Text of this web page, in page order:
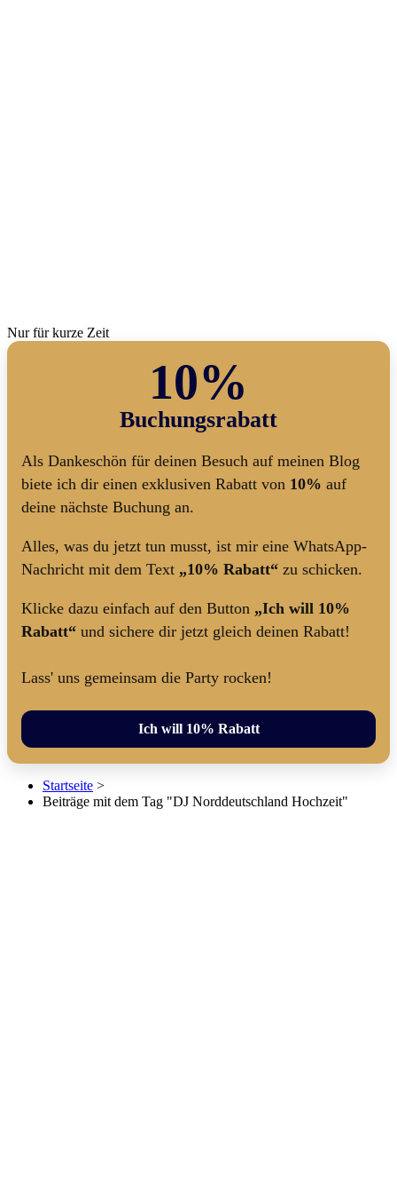
Nur für kurze Zeit
10%
Buchungsrabatt
Als Dankeschön für deinen Besuch auf meinen Blog
biete ich dir einen exklusiven Rabatt von 10% auf
deine nächste Buchung an.
Alles, was du jetzt tun musst, ist mir eine WhatsApp-
Nachricht mit dem Text „10% Rabatt“ zu schicken.
Klicke dazu einfach auf den Button „Ich will 10%
Rabatt“ und sichere dir jetzt gleich deinen Rabatt!
Lass' uns gemeinsam die Party rocken!
Ich will 10% Rabatt
Startseite >
Beiträge mit dem Tag "DJ Norddeutschland Hochzeit"